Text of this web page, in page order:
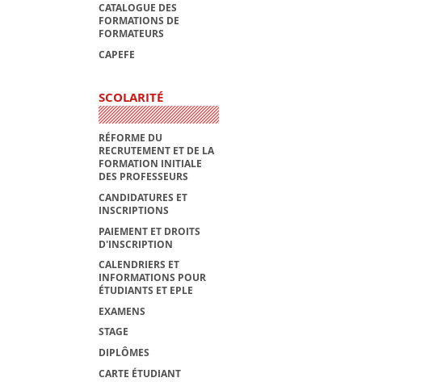
CATALOGUE DES
FORMATIONS DE
FORMATEURS
CAPEFE
SCOLARITÉ
RÉFORME DU
RECRUTEMENT ET DE LA
FORMATION INITIALE
DES PROFESSEURS
CANDIDATURES ET
INSCRIPTIONS
PAIEMENT ET DROITS
D'INSCRIPTION
CALENDRIERS ET
INFORMATIONS POUR
ÉTUDIANTS ET EPLE
EXAMENS
STAGE
DIPLÔMES
CARTE ÉTUDIANT